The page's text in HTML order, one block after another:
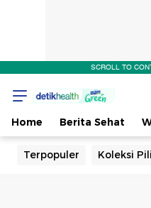
SCROLL TO
Home Berita Sehat
Terpopuler Koleksi